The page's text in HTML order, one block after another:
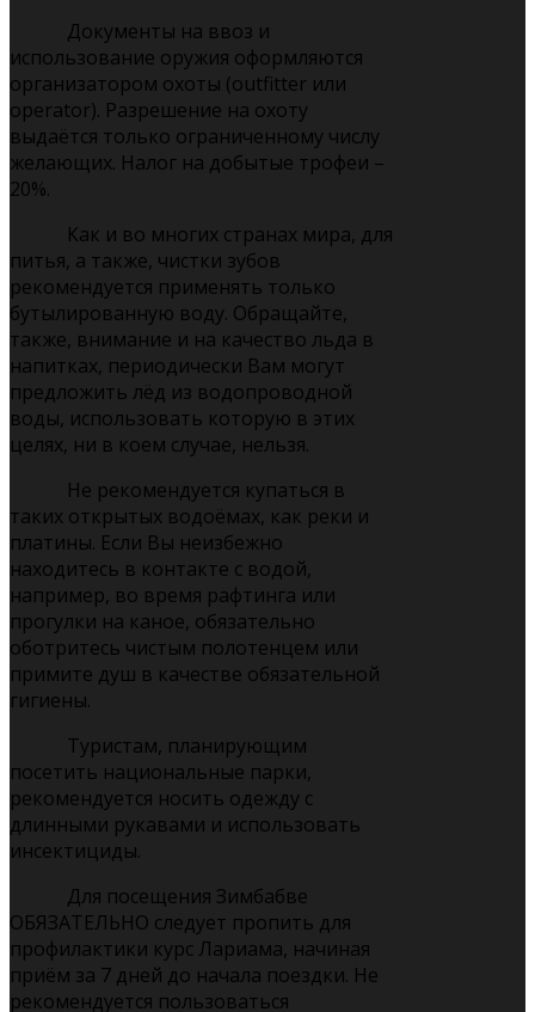
Документы на ввоз и
использование оружия оформляются
организатором охоты (outfitter или
operator). Разрешение на охоту
выдаётся только ограниченному числу
желающих. Налог на добытые трофеи –
20%.
Как и во многих странах мира, для
питья, а также, чистки зубов
рекомендуется применять только
бутылированную воду. Обращайте,
также, внимание и на качество льда в
напитках, периодически Вам могут
предложить лёд из водопроводной
воды, использовать которую в этих
целях, ни в коем случае, нельзя.
Не рекомендуется купаться в
таких открытых водоёмах, как реки и
платины. Если Вы неизбежно
находитесь в контакте с водой,
например, во время рафтинга или
прогулки на каное, обязательно
оботритесь чистым полотенцем или
примите душ в качестве обязательной
гигиены.
Туристам, планирующим
посетить национальные парки,
рекомендуется носить одежду с
длинными рукавами и использовать
инсектициды.
Для посещения Зимбабве
ОБЯЗАТЕЛЬНО следует пропить для
профилактики курс Лариама, начиная
приём за 7 дней до начала поездки. Не
рекомендуется пользоваться